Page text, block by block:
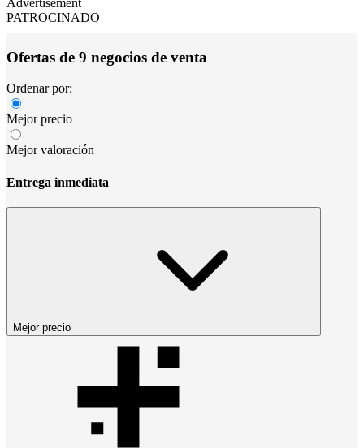
PATROCINADO
Ofertas de 9 negocios de venta
Ordenar por:
Mejor precio
Mejor valoración
Entrega inmediata
Mejor precio